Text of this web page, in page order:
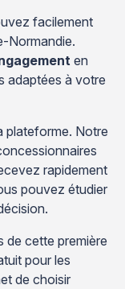
facilement
Normandie.
en
adaptées à votre
plateforme. Notre
rapidement
pouvez étudier
de cette première
pour les
de choisir